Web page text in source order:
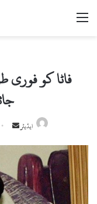
فاٹا کو فوری
ایڈیٹر
a
n